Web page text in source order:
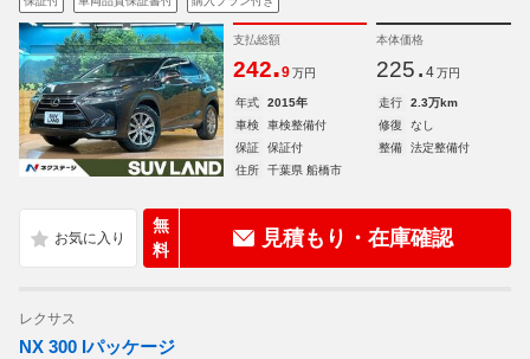
支払総額
242.9 万円
本体価格
225. 4 万円
年式 2015年 走行
2.3万km
車検
車検整備付 修復
なし
保証
保証付 整備
法定整備付
住所
千葉県 船橋市
無
料
見積もり・在庫確認
レクサス
NX 300 Iパッケージ